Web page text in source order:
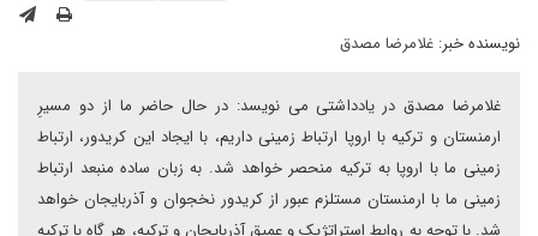
نویسنده خبر: غلامرضا مصدق
غلامرضا مصدق در یادداشتی می نویسد: در حال حاضر ما از دو مسیرِ
ارمنستان و ترکیه با اروپا ارتباط زمینی داریم، با ایجاد این کریدور، ارتباط
زمینی ما با اروپا به ترکیه منحصر خواهد شد. به زبان ساده منبعد ارتباط
زمینی ما با ارمنستان مستلزم عبور از کریدور نخجوان و آذربایجان خواهد
شد. با توجه به روابط استراتژیک و عمیق آذربایجان و ترکیه، هر گاه با ترکیه